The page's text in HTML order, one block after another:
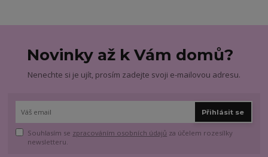
Novinky až k Vám domů?
Nenechte si je ujít, prosím zadejte svoji e-mailovou adresu.
Přihlásit se
Souhlasím se zpracováním osobních údajů za účelem rozesílky
newsletteru.